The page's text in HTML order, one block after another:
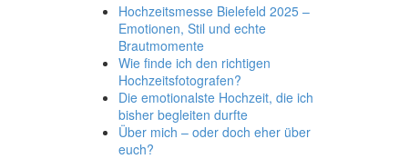
Hochzeitsmesse Bielefeld 2025 –
Emotionen, Stil und echte
Brautmomente
Wie finde ich den richtigen
Hochzeitsfotografen?
Die emotionalste Hochzeit, die ich
bisher begleiten durfte
Über mich – oder doch eher über
euch?